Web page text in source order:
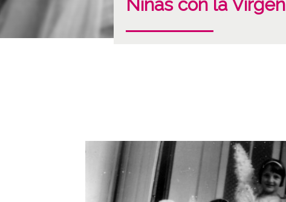
Niñas con la Virgen